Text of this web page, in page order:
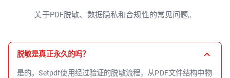
关于PDF脱敏、数据隐私和合规性的常见问题。
脱敏是真正永久的吗？
是的。Setpdf使用经过验证的脱敏流程，从PDF文件结构中物